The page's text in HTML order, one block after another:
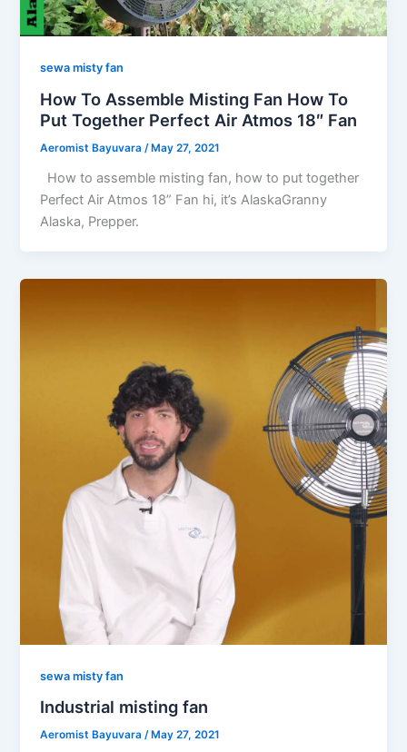
sewa misty fan
How To Assemble Misting Fan How To
Put Together Perfect Air Atmos 18″ Fan
Aeromist Bayuvara /May 27, 2021
How to assemble misting fan, how to put together
Perfect Air Atmos 18” Fan hi, it’s AlaskaGranny
Alaska, Prepper.
sewa misty fan
Industrial misting fan
Aeromist Bayuvara/ May 27, 2021